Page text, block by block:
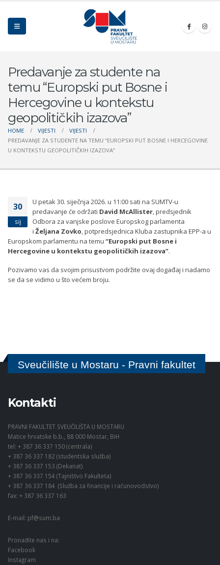
Predavanje za studente na
temu “Europski put Bosne i
Hercegovine u kontekstu
geopolitičkih izazova”
HOME VIJESTI
VIJESTI
PREDAVANJE ZA STUDENTE NA TEMU “EUROPSKI PUT BOSNE I HERCEGOVINE
U KONTEKSTU GEOPOLITIČKIH IZAZOVA”
30
sij
U petak 30. siječnja 2026. u 11:00 sati na SUMTV-u
predavanje će održati David McAllister, predsjednik
Odbora za vanjske poslove Europskog parlamenta
i Željana Zovko, potpredsjednica Kluba zastupnika EPP-a u
Europskom parlamentu na temu “Europski put Bosne i
Hercegovine u kontekstu geopolitičkih izazova”.
Pozivamo vas da svojim prisustvom podržite ovaj događaj i nadamo
se da se vidimo u što većem broju.
Sveučilište u Mostaru - Pravni fakultet
Kontakti
PRAVNI FAKULTET SVEUČILIŠTA U MOSTARU
Matice hrvatske b.b., 88 000 Mostar, BiH
tel: + 387 36 337 150 (centrala)
+ 387 36 337 182 (studentska služba)
+ 387 36 337 153 (Dekanat)
+ 387 36 337 154 (Tajništvo Fakulteta)
+ 387 36 337 184 (Služba za financije i računovodstvo)
fax: + 387 36 337 163
E-mail: pf@sum.ba
Pronađite nas i na:
Facebook
Instagram